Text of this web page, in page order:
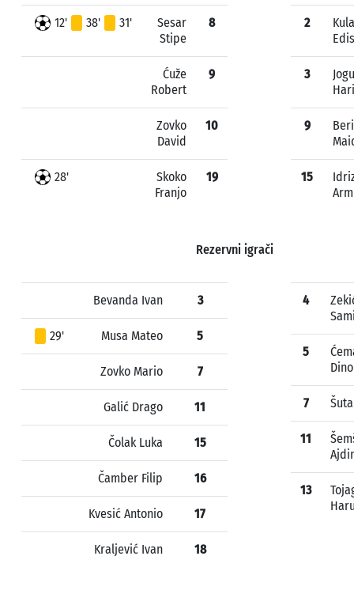
12' 38' 31'
Sesar
Stipe
8
Ćuže
Robert
9
Zovko
David
10
28'
Skoko
Franjo
19
2
Edis
3
9
15
Rezervni igrači
Bevanda Ivan 3
29' Musa Mateo 5
Zovko Mario 7
Galić Drago 11
Čolak Luka 15
Čamber Filip 16
Kvesić Antonio 17
Kraljević Ivan 18
4
5
Dino
7
11
13